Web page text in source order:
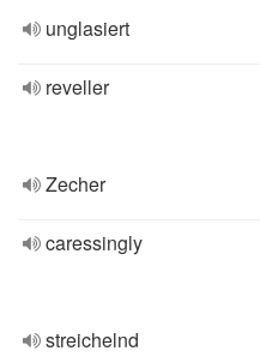
unglasiert
reveller
Zecher
caressingly
streichelnd